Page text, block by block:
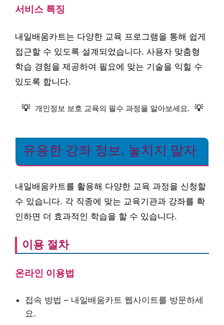
서비스 특징
내일배움카트는 다양한 교육 프로그램을 통해 쉽게
접근할 수 있도록 설계되었습니다. 사용자 맞춤형
학습 경험을 제공하여 필요에 맞는 기술을 익힐 수
있도록 합니다.
💡 개인정보 보호 교육의 필수 과정을 알아보세요. 💡
유용한 강좌 정보, 놓치지 말자
내일배움카트를 활용해 다양한 교육 과정을 신청할
수 있습니다. 각 직종에 맞는 교육기관과 강좌를 확
인하면 더 효과적인 학습을 할 수 있습니다.
이용 절차
온라인 이용법
접속 방법 – 내일배움카트 웹사이트를 방문하세
요.